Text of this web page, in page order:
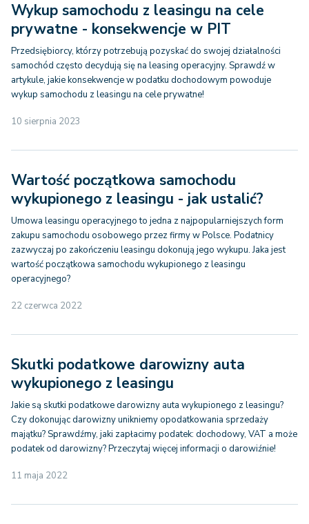
Wykup samochodu z leasingu na cele
prywatne - konsekwencje w PIT
Przedsiębiorcy, którzy potrzebują pozyskać do swojej działalności
samochód często decydują się na leasing operacyjny. Sprawdź w
artykule, jakie konsekwencje w podatku dochodowym powoduje
wykup samochodu z leasingu na cele prywatne!
10 sierpnia 2023
Wartość początkowa samochodu
wykupionego z leasingu - jak ustalić?
Umowa leasingu operacyjnego to jedna z najpopularniejszych form
zakupu samochodu osobowego przez firmy w Polsce. Podatnicy
zazwyczaj po zakończeniu leasingu dokonują jego wykupu. Jaka jest
wartość początkowa samochodu wykupionego z leasingu
operacyjnego?
22 czerwca 2022
Skutki podatkowe darowizny auta
wykupionego z leasingu
Jakie są skutki podatkowe darowizny auta wykupionego z leasingu?
Czy dokonując darowizny unikniemy opodatkowania sprzedaży
majątku? Sprawdźmy, jaki zapłacimy podatek: dochodowy, VAT a może
podatek od darowizny? Przeczytaj więcej informacji o darowiźnie!
11 maja 2022